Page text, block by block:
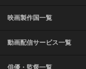
映画製作国一覧
動画配信サービス一覧
俳優・監督一覧